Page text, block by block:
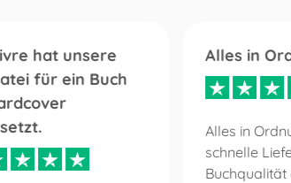
hat unsere
für ein Buch
Alles in
Alles in
schnelle
Buchqualität